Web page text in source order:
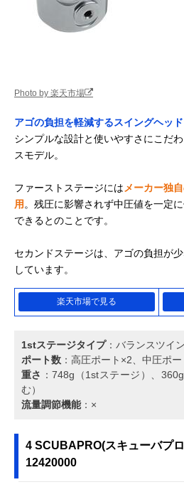
Photo by 楽天市場
アゴの負担を軽減するスイングヘッ
シンプルな設計と使いやすさにこだ
スモデル。
ファーストステージには メーカー独
用 。残圧に影響されず中圧値を一定
できるとのことです。
セカンドステージは、アゴの負担が
しています。
楽天市場で見る
1stステージタイプ：バランスツイ
ポート数 ：高圧ポート×2、中圧ポ
重さ ：748g（1stステージ）、
む）
流量調節機能：×
4 SCUBAPRO(スキューバプ
12420000